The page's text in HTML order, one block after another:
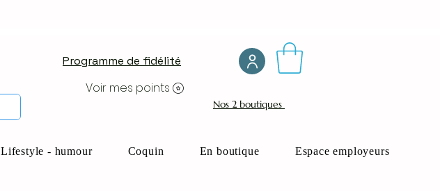
Programme de fidélité
Voir mes points
Nos 2 boutiques
Lifestyle - humour Coquin En boutique Espace employeurs